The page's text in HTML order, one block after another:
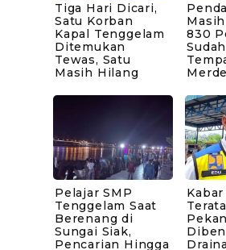
Tiga Hari Dicari,
Satu Korban
Kapal Tenggelam
Ditemukan
Tewas, Satu
Masih Hilang
830
Pelajar SMP
Tenggelam Saat
Berenang di
Sungai Siak,
Pencarian Hingga